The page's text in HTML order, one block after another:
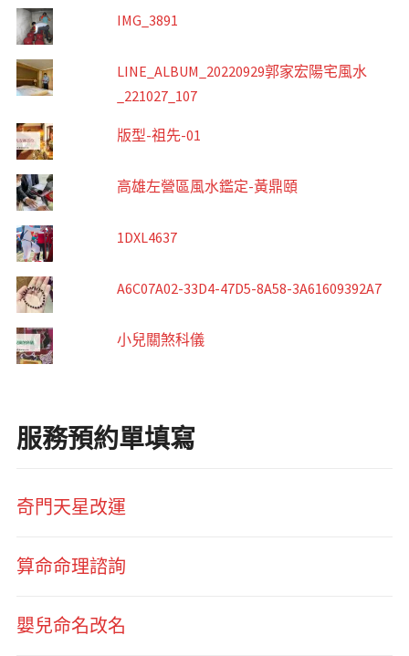
IMG_3891
LINE_ALBUM_20220929郭家宏陽宅風水
_221027_107
版型-祖先-01
高雄左營區風水鑑定-黃鼎頤
1DXL4637
A6C07A02-33D4-47D5-8A58-3A61609392A7
小兒關煞科儀
服務預約單填寫
奇門天星改運
算命命理諮詢
嬰兒命名改名